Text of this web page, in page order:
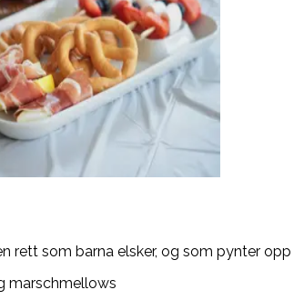
rett som barna elsker, og som pynter
marschmellows